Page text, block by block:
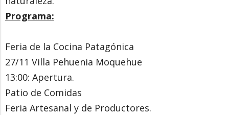
Programa:
Feria de la Cocina Patagónica
27/11 Villa Pehuenia Moquehue
13:00: Apertura.
Patio de Comidas
Feria Artesanal y de Productores.